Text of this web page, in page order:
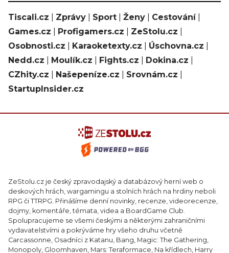
Tiscali.cz Zprávy Sport Ženy Cestování|
Games.cz
Profigamers.cz ZeStolu.cz
Osobnosti.cz
Karaoketexty.cz Úschovna.cz
Nedd.cz
Moulík.cz Fights.cz Dokina.cz
CZhity.cz
Našepeníze.cz Srovnám.cz
StartupInsider.cz
ZeStolu.cz je český zpravodajský a databázový herní web o
deskových hrách, wargamingu a stolních hrách na hrdiny neboli
RPG či TTRPG. Přinášíme denní novinky, recenze, videorecenze,
dojmy, komentáře, témata, videa a BoardGame Club.
Spolupracujeme se všemi českými a některými zahraničními
vydavatelstvími a pokrýváme hry všeho druhu včetně
Carcassonne, Osadníci z Katanu, Bang, Magic: The Gathering,
Monopoly, Gloomhaven, Mars: Teraformace, Na křídlech, Harry